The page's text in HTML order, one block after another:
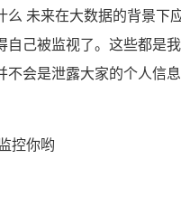
未来在大数据的背景下
己被监视了。这些都是
会是泄露大家的个人信
控你哟